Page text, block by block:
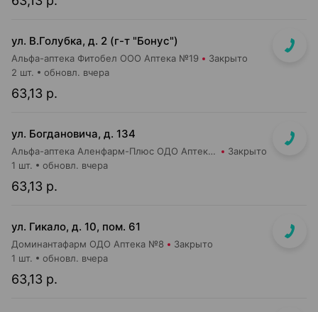
ул. В.Голубка, д. 2 (г-т "Бонус")
Альфа-аптека Фитобел ООО Аптека №19 Закрыто
63,13 р.
2 шт. обновл. вчера
ул. Богдановича, д. 134
Альфа-аптека Аленфарм-Плюс ОДО Аптека №17 Закрыто
63,13 р.
1 шт. обновл. вчера
ул. Гикало, д. 10, пом. 61
Доминантафарм ОДО Аптека №8 Закрыто
63,13 р.
1 шт. обновл. вчера